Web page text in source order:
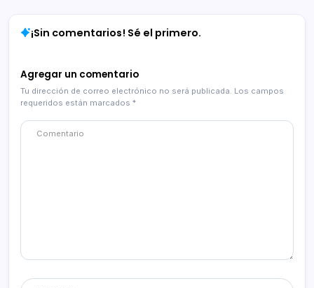
¡Sin comentarios! Sé el primero.
Agregar un comentario
Tu dirección de correo electrónico no será publicada. Los campos
requeridos están marcados *